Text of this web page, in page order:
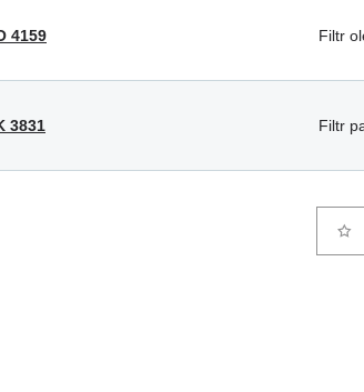
4159 Filtr
3831 Filtr